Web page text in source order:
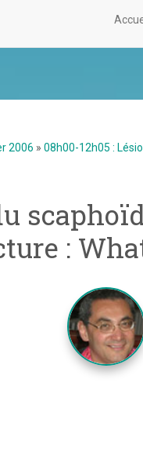
2006 » 08h00-12h05 :
: